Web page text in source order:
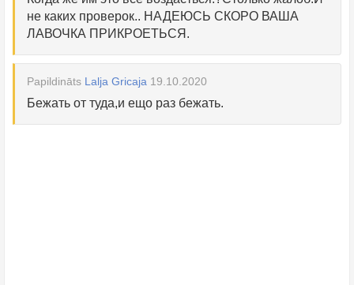
не каких проверок.. НАДЕЮСЬ СКОРО ВАША
ЛАВОЧКА ПРИКРОЕТЬСЯ.
Papildināts Lalja Gricaja 19.10.2020
Бежать от туда,и ещо раз бежать.